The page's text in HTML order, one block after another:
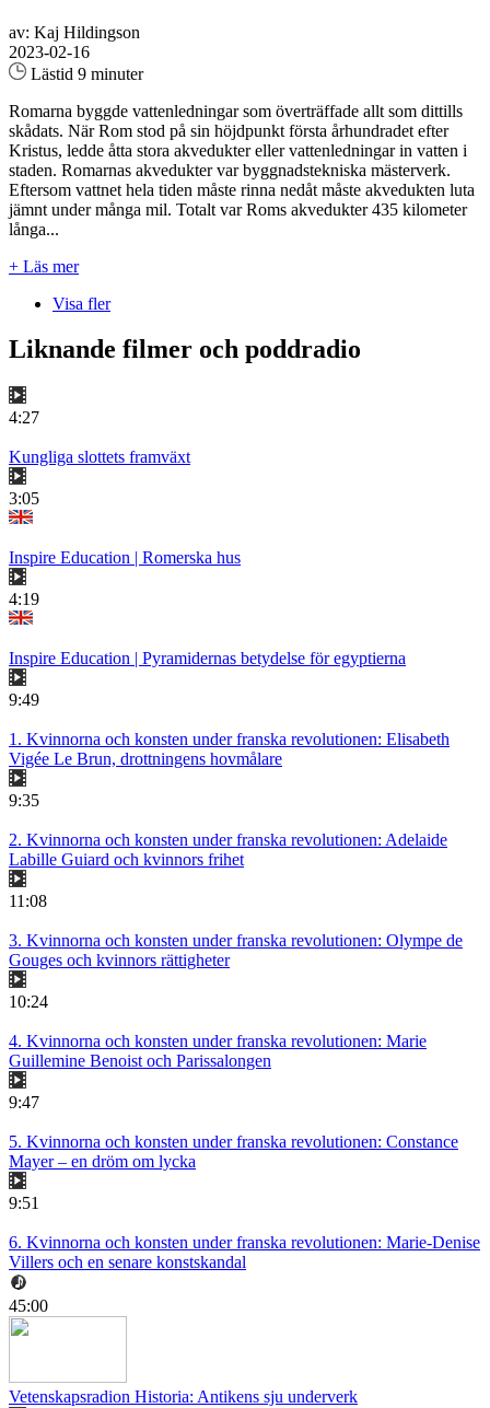
av: Kaj Hildingson
2023-02-16
Lästid 9 minuter
Romarna byggde vattenledningar som överträffade allt som dittills
skådats. När Rom stod på sin höjdpunkt första århundradet efter
Kristus, ledde åtta stora akvedukter eller vattenledningar in vatten i
staden. Romarnas akvedukter var byggnadstekniska mästerverk.
Eftersom vattnet hela tiden måste rinna nedåt måste akvedukten luta
jämnt under många mil. Totalt var Roms akvedukter 435 kilometer
långa...
+ Läs mer
Visa fler
Liknande filmer och poddradio
4:27
Kungliga slottets framväxt
3:05
Inspire Education | Romerska hus
4:19
Inspire Education | Pyramidernas betydelse för egyptierna
9:49
1. Kvinnorna och konsten under franska revolutionen: Elisabeth
Vigée Le Brun, drottningens hovmålare
9:35
2. Kvinnorna och konsten under franska revolutionen: Adelaide
Labille Guiard och kvinnors frihet
11:08
3. Kvinnorna och konsten under franska revolutionen: Olympe de
Gouges och kvinnors rättigheter
10:24
4. Kvinnorna och konsten under franska revolutionen: Marie
Guillemine Benoist och Parissalongen
9:47
5. Kvinnorna och konsten under franska revolutionen: Constance
Mayer – en dröm om lycka
9:51
6. Kvinnorna och konsten under franska revolutionen: Marie-Denise
Villers och en senare konstskandal
45:00
Vetenskapsradion Historia: Antikens sju underverk